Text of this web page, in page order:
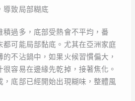
導致局部糊底
積過多，底部受熱會不平均，番
都可能局部黏底。尤其在亞洲家庭
不沾鍋中，如果火候習慣偏大，
很容易在邊緣先乾掉，接著焦化。
，底部已經開始出現糊味，整體風